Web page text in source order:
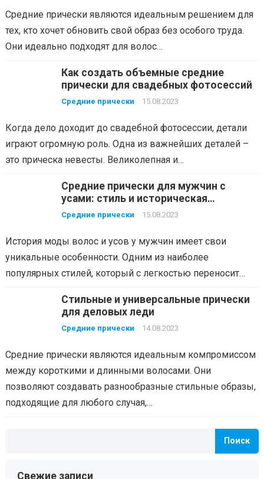
Средние прически являются идеальным решением для
тех, кто хочет обновить свой образ без особого труда.
Они идеально подходят для волос…
Как создать объемные средние
прически для свадебных фотосессий
Средние прически 15.08.2023
Когда дело доходит до свадебной фотосессии, детали
играют огромную роль. Одна из важнейших деталей –
это прическа невесты. Великолепная и…
Средние прически для мужчин с
усами: стиль и историческая
романтика
Средние прически 15.08.2023
История моды волос и усов у мужчин имеет свои
уникальные особенности. Одним из наиболее
популярных стилей, который с легкостью переносит…
Стильные и универсальные прически
для деловых леди
Средние прически 14.08.2023
Средние прически являются идеальным компромиссом
между короткими и длинными волосами. Они
позволяют создавать разнообразные стильные образы,
подходящие для любого случая,…
Поиск
Свежие записи